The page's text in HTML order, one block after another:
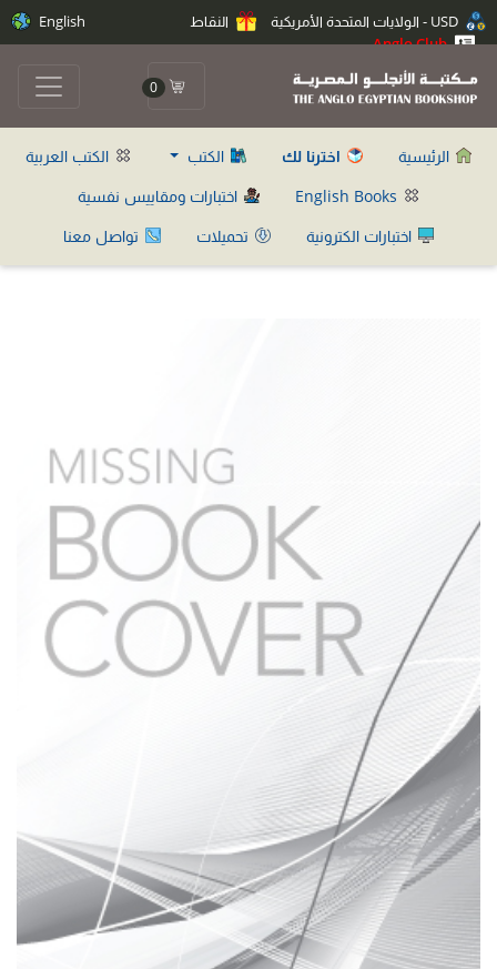
النقاط
Anglo Club
English
0
الرئيسية اخترنا لك الكتب
الكتب العربية
اختبارات ومقاييس نفسية
اختبارات الكترونية
تحميلات تواصل معنا